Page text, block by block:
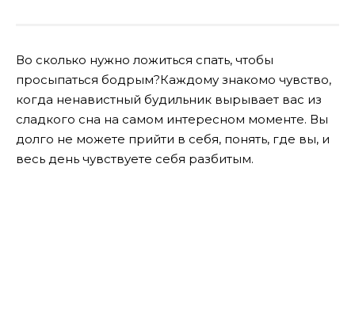
Во сколько нужно ложиться спать, чтобы
просыпаться бодрым?Каждому знакомо чувство,
когда ненавистный будильник вырывает вас из
сладкого сна на самом интересном моменте. Вы
долго не можете прийти в себя, понять, где вы, и
весь день чувствуете себя разбитым.